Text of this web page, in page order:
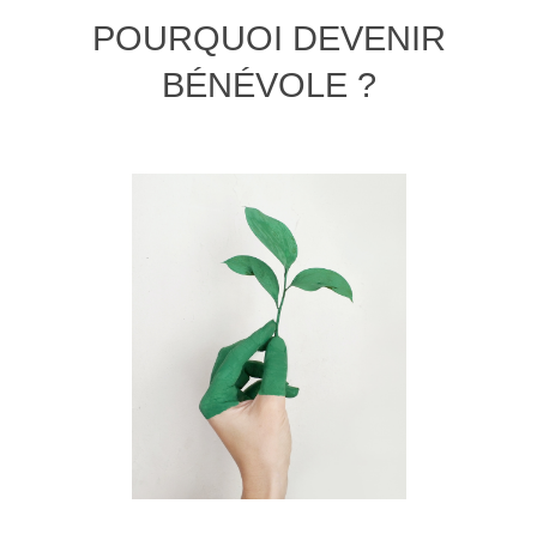
POURQUOI DEVENIR
BÉNÉVOLE ?